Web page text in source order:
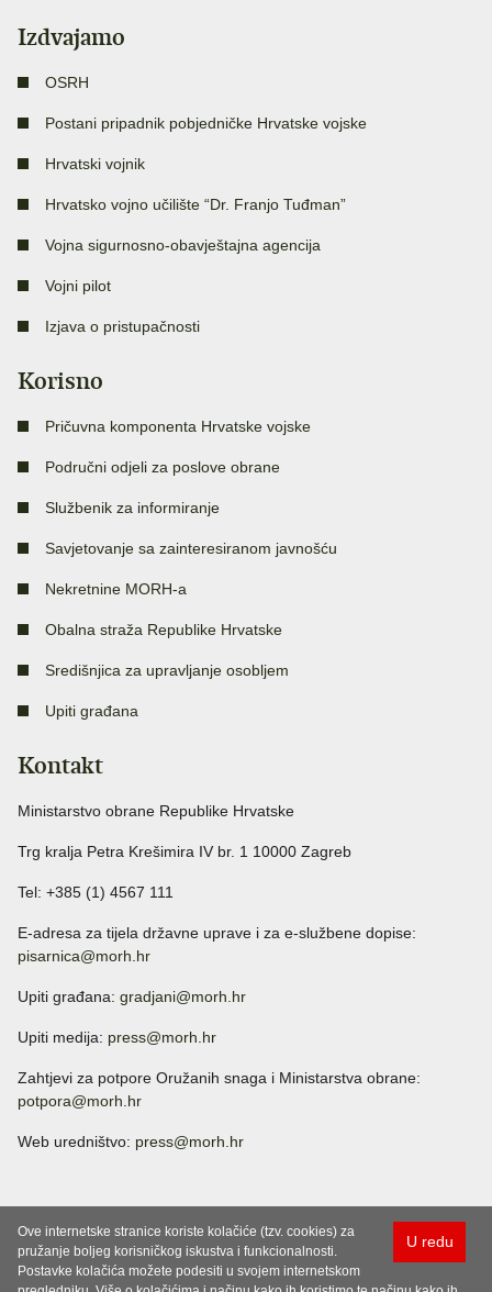
Izdvajamo
OSRH
Postani pripadnik pobjedničke Hrvatske vojske
Hrvatski vojnik
Hrvatsko vojno učilište “Dr. Franjo Tuđman”
Vojna sigurnosno-obavještajna agencija
Vojni pilot
Izjava o pristupačnosti
Korisno
Pričuvna komponenta Hrvatske vojske
Područni odjeli za poslove obrane
Službenik za informiranje
Savjetovanje sa zainteresiranom javnošću
Nekretnine MORH-a
Obalna straža Republike Hrvatske
Središnjica za upravljanje osobljem
Upiti građana
Kontakt
Ministarstvo obrane Republike Hrvatske
Trg kralja Petra Krešimira IV br. 1 10000 Zagreb
Tel: +385 (1) 4567 111
E-adresa za tijela državne uprave i za e-službene dopise:
pisarnica@morh.hr
Upiti građana: gradjani@morh.hr
Upiti medija: press@morh.hr
Zahtjevi za potpore Oružanih snaga i Ministarstva obrane:
potpora@morh.hr
Web uredništvo: press@morh.hr
U redu
Ove internetske stranice koriste kolačiće (tzv. cookies) za
pružanje boljeg korisničkog iskustva i funkcionalnosti.
Postavke kolačića možete podesiti u svojem internetskom